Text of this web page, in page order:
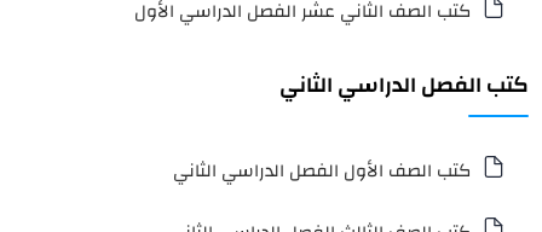
كتب الصف الثاني عشر الفصل الدراسي الأول
كتب الفصل الدراسي الثاني
كتب الصف الأول الفصل الدراسي الثاني